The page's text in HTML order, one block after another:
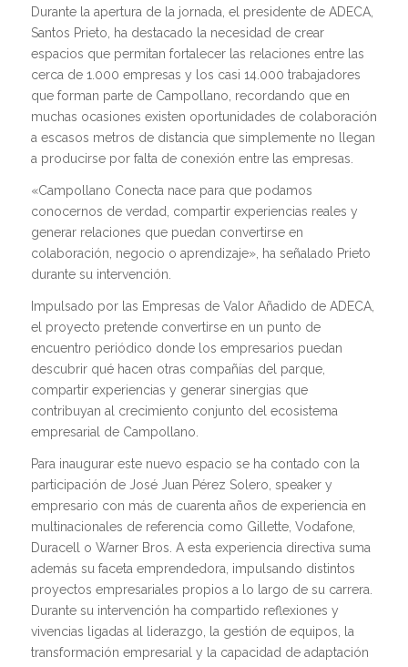
Durante la apertura de la jornada, el presidente de ADECA,
Santos Prieto, ha destacado la necesidad de crear
espacios que permitan fortalecer las relaciones entre las
cerca de 1.000 empresas y los casi 14.000 trabajadores
que forman parte de Campollano, recordando que en
muchas ocasiones existen oportunidades de colaboración
a escasos metros de distancia que simplemente no llegan
a producirse por falta de conexión entre las empresas.
«Campollano Conecta nace para que podamos
conocernos de verdad, compartir experiencias reales y
generar relaciones que puedan convertirse en
colaboración, negocio o aprendizaje», ha señalado Prieto
durante su intervención.
Impulsado por las Empresas de Valor Añadido de ADECA,
el proyecto pretende convertirse en un punto de
encuentro periódico donde los empresarios puedan
descubrir qué hacen otras compañías del parque,
compartir experiencias y generar sinergias que
contribuyan al crecimiento conjunto del ecosistema
empresarial de Campollano.
Para inaugurar este nuevo espacio se ha contado con la
participación de José Juan Pérez Solero, speaker y
empresario con más de cuarenta años de experiencia en
multinacionales de referencia como Gillette, Vodafone,
Duracell o Warner Bros. A esta experiencia directiva suma
además su faceta emprendedora, impulsando distintos
proyectos empresariales propios a lo largo de su carrera.
Durante su intervención ha compartido reflexiones y
vivencias ligadas al liderazgo, la gestión de equipos, la
transformación empresarial y la capacidad de adaptación